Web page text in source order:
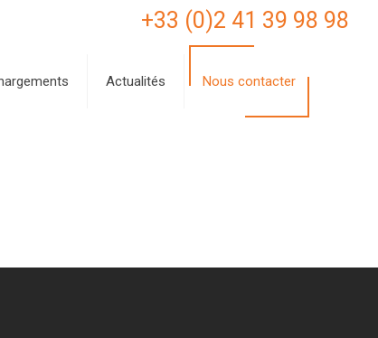
+33 (0)2 41 39 98 98
Actualités Nous contacter